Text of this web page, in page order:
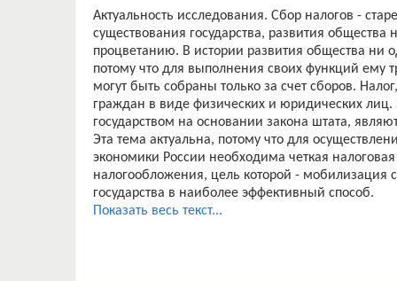
Актуальность исследования. Сбор налогов -
существования государства, развития
процветанию. В истории развития общества ни
потому что для выполнения своих функций ему
могут быть собраны только за счет сборов.
граждан в виде физических и юридических
государством на основании закона штата,
Эта тема актуальна, потому что для
экономики России необходима четкая
налогообложения, цель которой -
государства в наиболее эффективный способ.
Целью данной курсовой работы является
Показать весь текст...